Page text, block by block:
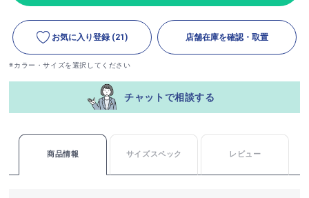
お気に入り登録 (21) 店舗在庫を確認・取置
※カラー・サイズを選択してください
チャットで相談する
商品情報 サイズスペック レビュー